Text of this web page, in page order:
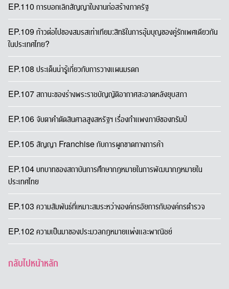
EP.110 การบอกเลิกสัญญาในงานก่อสร้างภาครัฐ
EP.109 ก้าวต่อไปของสมรสเท่าเทียม:สิทธิในการอุ้มบุญของคู่รักเพศเดียวกัน
ในประเทศไทย?
EP.108 ประเด็นน่ารู้เกี่ยวกับการวางแผนมรดก
EP.107 สถานะของร่างพระราชบัญญัติอากาศสะอาดหลังยุบสภา
EP.106 จับตาคำตัดสินศาลสูงสหรัฐฯ เรื่องกำแพงภาษีของทรัมป์
EP.105 สัญญา Franchise กับการผูกขาดทางการค้า
EP.104 บทบาทของสถาบันการศึกษากฎหมายในการพัฒนากฎหมายใน
ประเทศไทย
EP.103 ความสัมพันธ์ที่เหมาะสมระหว่างองค์กรอัยการกับองค์กรตำรวจ
EP.102 ความเป็นมาของประมวลกฎหมายแพ่งและพาณิชย์
กลับไปหน้าหลัก